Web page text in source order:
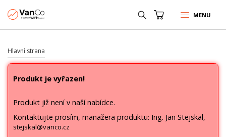
MENU
Hlavní strana
Produkt je vyřazen!
Produkt již není v naší nabídce.
Kontaktujte prosím, manažera produktu: Ing. Jan Stejskal,
stejskal@vanco.cz